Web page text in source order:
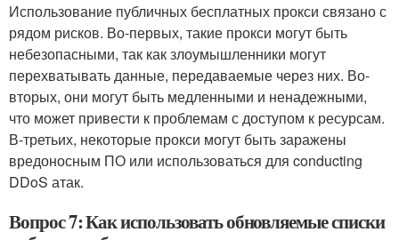
Использование публичных бесплатных прокси связано с
рядом рисков. Во-первых, такие прокси могут быть
небезопасными, так как злоумышленники могут
перехватывать данные, передаваемые через них. Во-
вторых, они могут быть медленными и ненадежными,
что может привести к проблемам с доступом к ресурсам.
В-третьих, некоторые прокси могут быть заражены
вредоносным ПО или использоваться для conducting
DDoS атак.
Вопрос 7: Как использовать обновляемые списки